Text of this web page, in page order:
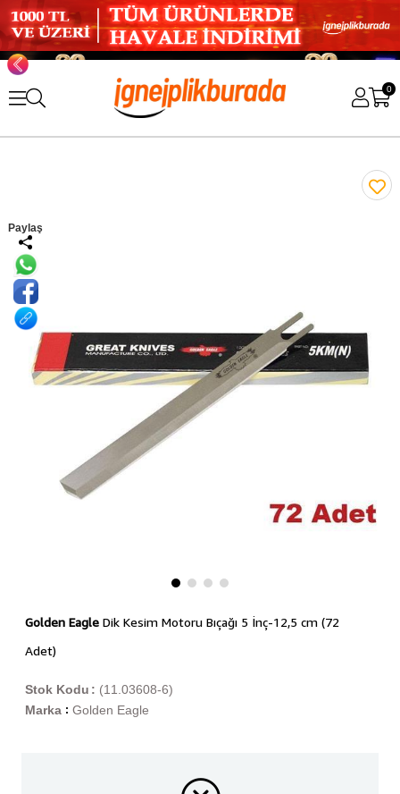
0
Paylaş
Golden EagleDik Kesim Motoru Bıçağı 5 İnç-12,5 cm (72
Adet)
(11.03608-6)
Stok Kodu
Marka : Golden Eagle